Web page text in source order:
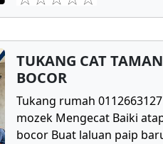
TUKANG CAT
BOCOR
Tukang rumah
mozek Mengecat Baiki
bocor Buat laluan paip